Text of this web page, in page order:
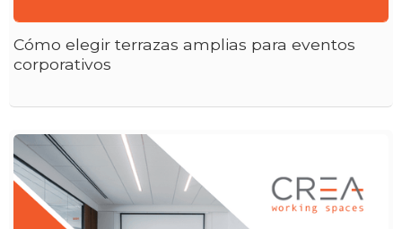
Cómo elegir terrazas amplias para eventos
corporativos